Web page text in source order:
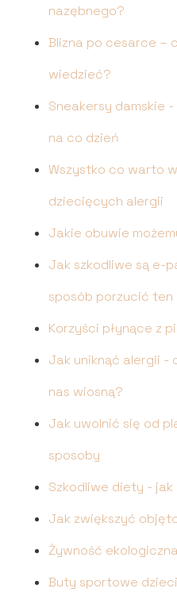
nazębnego?
Blizna po cesarce –
wiedzieć?
Sneakersy damskie
na co dzień
Wszystko co warto
dziecięcych alergii
Jakie obuwie
Jak szkodliwe są e-
sposób porzucić ten
Korzyści płynące z
Jak uniknąć alergii -
nas wiosną?
Jak uwolnić się od
sposoby
Szkodliwe diety - jak
Jak zwiększyć
Żywność ekologiczna
Buty sportowe